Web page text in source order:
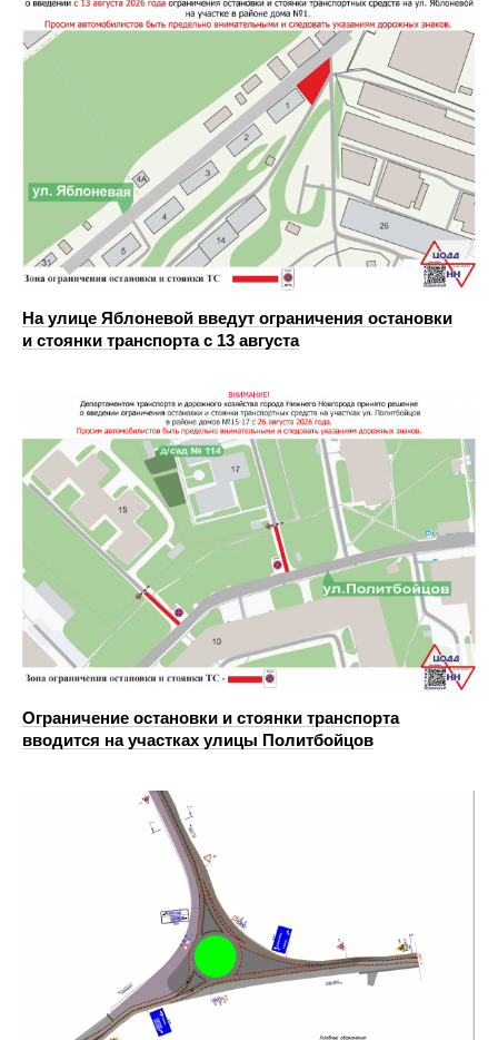
На улице Яблоневой введут ограничения остановки
и стоянки транспорта с 13 августа
Ограничение остановки и стоянки транспорта
вводится на участках улицы Политбойцов